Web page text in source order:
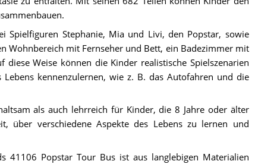
Spielfiguren Stephanie, Mia und Livi, den Popstar, sowie
Wohnbereich mit Fernseher und Bett, ein Badezimmer mit
Weise können die Kinder realistische Spielszenarien
kennenzulernen, wie z. B. das Autofahren und die
als auch lehrreich für Kinder, die 8 Jahre oder älter
über verschiedene Aspekte des Lebens zu lernen und
41106 Popstar Tour Bus ist aus langlebigen Materialien